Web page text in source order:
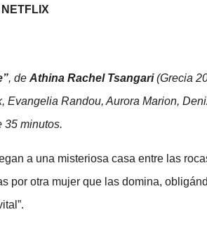
, de Athina Rachel Tsangari(Grecia
Evangelia Randou, Aurora Marion,
35 minutos.
a una misteriosa casa entre las
por otra mujer que las domina,